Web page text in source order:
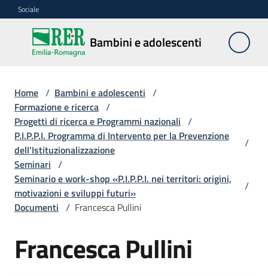
Vai al contenuto
Vai alla navigazione
Vai al footer
Sociale
Bambini e adolescenti
Bambini e
adolescenti
Accoglienza,
tutela
e
sostegno
Adolescenza
estivi
e
Home / Bambini e adolescenti /
Formazione e ricerca /
Progetti di ricerca e Programmi nazionali /
P.I.P.P.I. Programma di Intervento per la Prevenzione
dell’Istituzionalizzazione
/
Seminari /
Seminario e work-shop «P.I.P.P.I. nei territori: origini,
motivazioni e sviluppi futuri»
/
Documenti / Francesca Pullini
Francesca Pullini